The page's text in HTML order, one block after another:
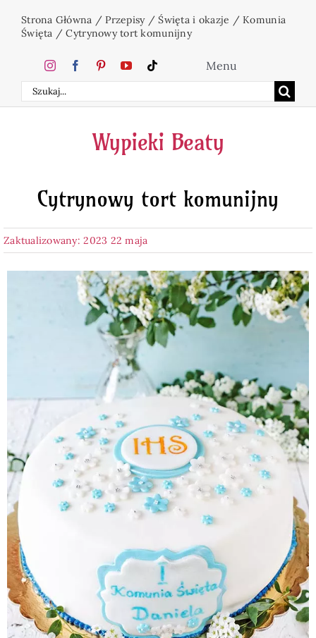
zawartości
Strona Główna /Przepisy/Święta i okazje /Komunia
Święta /Cytrynowy tort komunijny
Szukaj
Menu
Home
Ciasta
Desery
Napoje
Przetwory
Posiłki
Zdrowo i fit
Kuchnie świata
SKLEP
Polski
Wypieki Beaty
Cytrynowy tort komunijny
Zaktualizowany: 2023 22 maja